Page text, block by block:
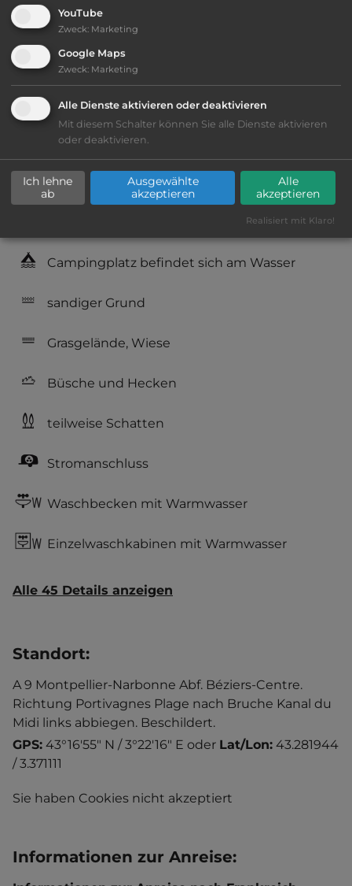
Klassifizierung: gut
Lage: sehr schön
Platzeinrichtung: gut
Geräuschkulisse: sehr ruhig
Hygiene: gut
Service: gut, überdurchschnittlich
Campingplatz befindet sich am Wasser
sandiger Grund
Grasgelände, Wiese
Büsche und Hecken
teilweise Schatten
Stromanschluss
Waschbecken mit Warmwasser
Einzelwaschkabinen mit Warmwasser
Alle 45 Details anzeigen
Standort:
A 9 Montpellier-Narbonne Abf. Béziers-Centre.
Richtung Portivagnes Plage nach Bruche Kanal du
Midi links abbiegen. Beschildert.
GPS: 43°16'55" N / 3°22'16" E oder Lat/Lon: 43.281944
/ 3.371111
Sie haben Cookies nicht akzeptiert
Informationen zur Anreise:
YouTube
Zweck: Marketing
Google Maps
Zweck: Marketing
Alle Dienste aktivieren oder deaktivieren
Mit diesem Schalter können Sie alle Dienste aktivieren
oder deaktivieren.
Ich lehne
ab
Ausgewählte
akzeptieren
Alle
akzeptieren
Realisiert mit Klaro!